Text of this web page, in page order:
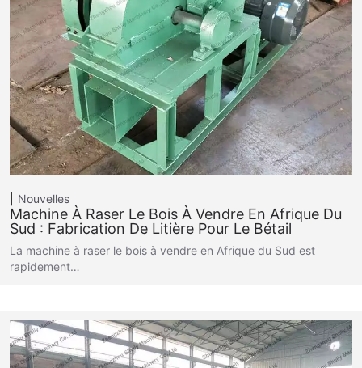
Nouvelles
Machine À Raser Le Bois À Vendre En Afrique Du
Sud : Fabrication De Litière Pour Le Bétail
La machine à raser le bois à vendre en Afrique du Sud est
rapidement…